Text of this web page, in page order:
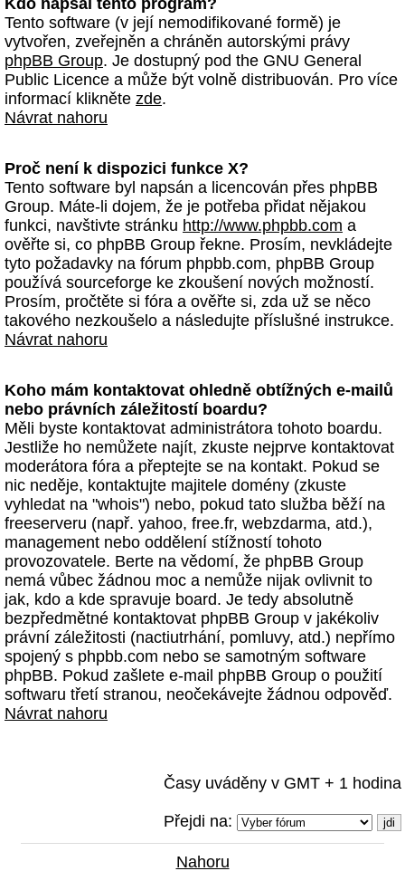
Kdo napsal tento program?
Tento software (v její nemodifikované formě) je
vytvořen, zveřejněn a chráněn autorskými právy
phpBB Group. Je dostupný pod the GNU General
Public Licence a může být volně distribuován. Pro více
informací klikněte zde.
Návrat nahoru
Proč není k dispozici funkce X?
Tento software byl napsán a licencován přes phpBB
Group. Máte-li dojem, že je potřeba přidat nějakou
funkci, navštivte stránku http://www.phpbb.com a
ověřte si, co phpBB Group řekne. Prosím, nevkládejte
tyto požadavky na fórum phpbb.com, phpBB Group
používá sourceforge ke zkoušení nových možností.
Prosím, pročtěte si fóra a ověřte si, zda už se něco
takového nezkoušelo a následujte příslušné instrukce.
Návrat nahoru
Koho mám kontaktovat ohledně obtížných e-mailů
nebo právních záležitostí boardu?
Měli byste kontaktovat administrátora tohoto boardu.
Jestliže ho nemůžete najít, zkuste nejprve kontaktovat
moderátora fóra a přeptejte se na kontakt. Pokud se
nic neděje, kontaktujte majitele domény (zkuste
vyhledat na "whois") nebo, pokud tato služba běží na
freeserveru (např. yahoo, free.fr, webzdarma, atd.),
management nebo oddělení stížností tohoto
provozovatele. Berte na vědomí, že phpBB Group
nemá vůbec žádnou moc a nemůže nijak ovlivnit to
jak, kdo a kde spravuje board. Je tedy absolutně
bezpředmětné kontaktovat phpBB Group v jakékoliv
právní záležitosti (nactiutrhání, pomluvy, atd.) nepřímo
spojený s phpbb.com nebo se samotným software
phpBB. Pokud zašlete e-mail phpBB Group o použití
softwaru třetí stranou, neočekávejte žádnou odpověď.
Návrat nahoru
Časy uváděny v GMT + 1 hodina
Přejdi na:
Nahoru